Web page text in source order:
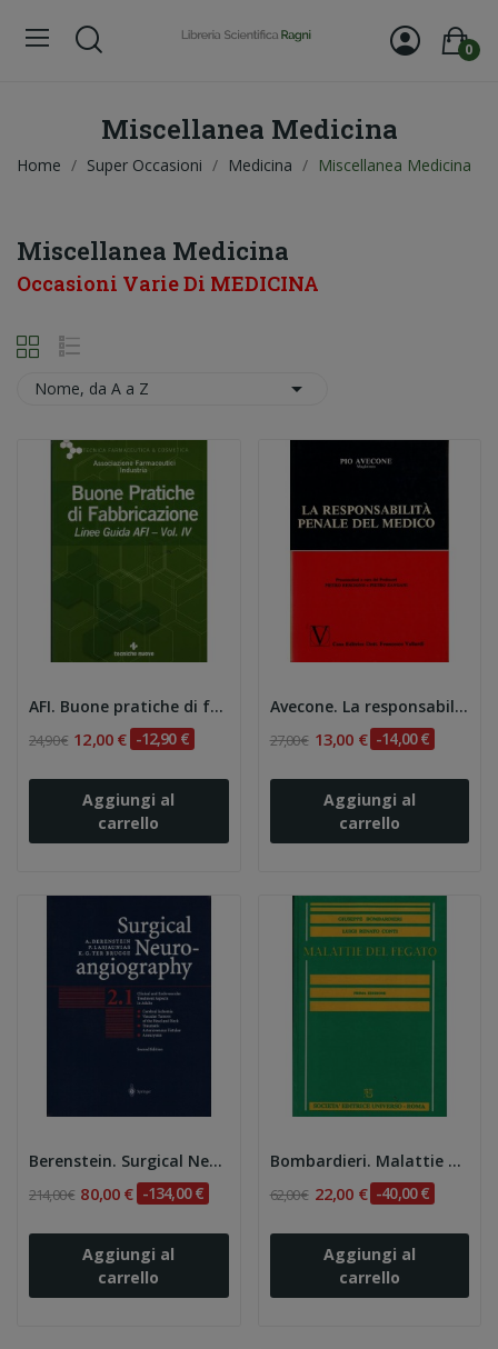
0
Miscellanea Medicina
Home Super Occasioni Medicina Miscellanea Medicina
Miscellanea Medicina
Occasioni Varie Di MEDICINA
Nome, da A a Z 
AFI. Buone pratiche di fabbricazione. Linee...
24,90 € 12,00 € -12,90 €
Aggiungi al
carrello
Avecone. La responsabilità penale del medico
27,00 € 13,00 € -14,00 €
Aggiungi al
carrello
Berenstein. Surgical Neuroangiography vol.1/2
214,00 € 80,00 € -134,00 €
Aggiungi al
carrello
Bombardieri. Malattie del fegato
62,00 € 22,00 € -40,00 €
Aggiungi al
carrello